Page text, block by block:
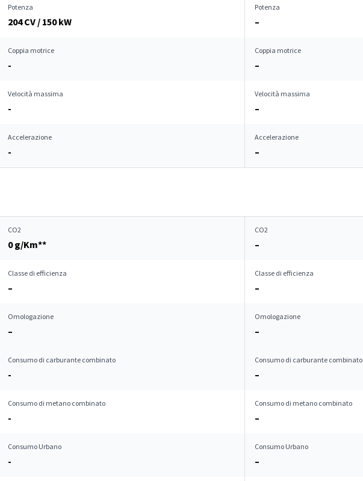
Potenza
204 CV / 150 kW
Potenza
–
Coppia motrice
-
Coppia motrice
–
Velocità massima
-
Velocità massima
–
Accelerazione
-
Accelerazione
–
CO2
0 g/Km**
CO2
–
Classe di efficienza
–
Classe di efficienza
–
Omologazione
–
Omologazione
–
Consumo di carburante combinato
-
Consumo di carburante combinato
–
Consumo di metano combinato
-
Consumo di metano combinato
–
Consumo Urbano
-
Consumo Urbano
–